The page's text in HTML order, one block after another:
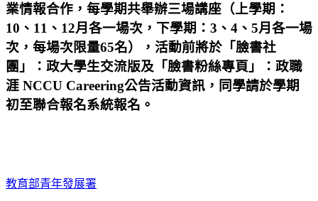
業情報合作，每學期共舉辦三場講座（上學期：
10、11、12月各一場次，下學期：3、4、5月各一場
次，每場次限量65名），活動前將於「臉書社
團」：政大學生交流版及「臉書粉絲專頁」：政職
涯 NCCU Careering公告活動資訊，同學請於學期
初至聯合報名系統報名。
教育部青年發展署